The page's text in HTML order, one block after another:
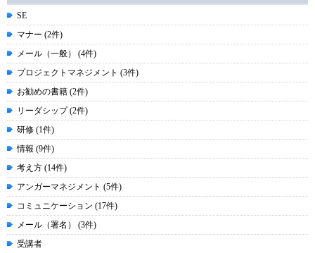
SE
マナー (2件)
メール（一般） (4件)
プロジェクトマネジメント (3件)
お勧めの書籍 (2件)
リーダシップ (2件)
研修 (1件)
情報 (9件)
考え方 (14件)
アンガーマネジメント (5件)
コミュニケーション (17件)
メール（署名） (3件)
受講者